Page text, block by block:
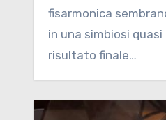
fisarmonica
in una simbiosi
risultato finale…